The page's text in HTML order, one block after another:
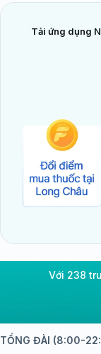
Tải ứng dụng
Với 238
TỔNG ĐÀI (8:00-